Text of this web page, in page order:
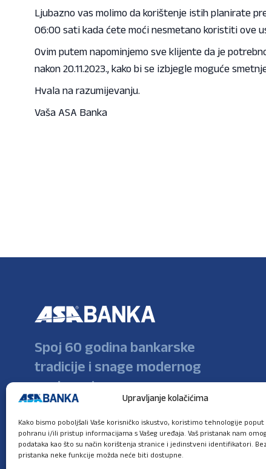
Upravljanje kolačićima
Kako bismo poboljšali Vaše korisničko iskustvo, koristimo tehnologije poput
pohranu i/ili pristup informacijama s Vašeg uređaja. Vaš pristanak nam
podataka kao što su način korištenja stranice i jedinstveni identifikatori. Bez
pristanka neke funkcije možda neće biti dostupne.
Ljubazno vas molimo da korištenje istih planirate
06:00 sati kada ćete moći nesmetano koristiti ove
Ovim putem napominjemo sve klijente da je
nakon 20.11.2023., kako bi se izbjegle moguće
Hvala na razumijevanju.
Vaša ASA Banka
Spoj 60 godina bankarske
tradicije i snage modernog
poslovanja